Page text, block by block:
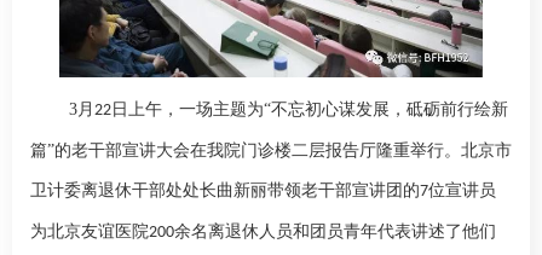
3月 22 日上午，一场主题为“不忘初心谋发展，砥砺前行绘新
篇”的老干部宣讲大会在我院门诊楼二层报告厅隆重举行。北京市
卫计委离退休干部处处长曲新丽带领老干部宣讲团的7位宣讲员
为北京友谊医院200余名离退休人员和团员青年代表讲述了他们